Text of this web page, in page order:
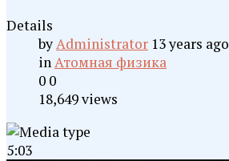
Details
byAdministrator 13 years ago
inАтомная физика
0 0
18,649 views
5:03